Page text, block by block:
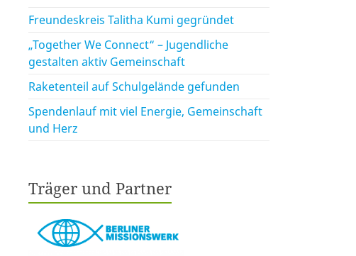
Freundeskreis Talitha Kumi gegründet
„Together We Connect“ – Jugendliche
gestalten aktiv Gemeinschaft
Raketenteil auf Schulgelände gefunden
Spendenlauf mit viel Energie, Gemeinschaft
und Herz
Träger und Partner